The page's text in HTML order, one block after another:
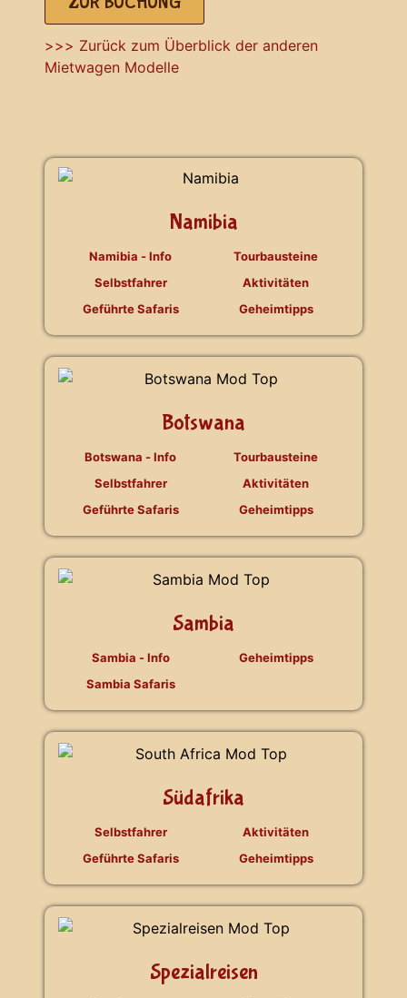
>>> Zurück zum Überblick der anderen
Mietwagen Modelle
Namibia
Namibia - Info
Selbstfahrer
Geführte Safaris
Tourbausteine
Aktivitäten
Geheimtipps
Botswana
Botswana - Info
Selbstfahrer
Geführte Safaris
Tourbausteine
Aktivitäten
Geheimtipps
Sambia
Sambia - Info
Sambia Safaris
Geheimtipps
Südafrika
Selbstfahrer
Geführte Safaris
Aktivitäten
Geheimtipps
Spezialreisen